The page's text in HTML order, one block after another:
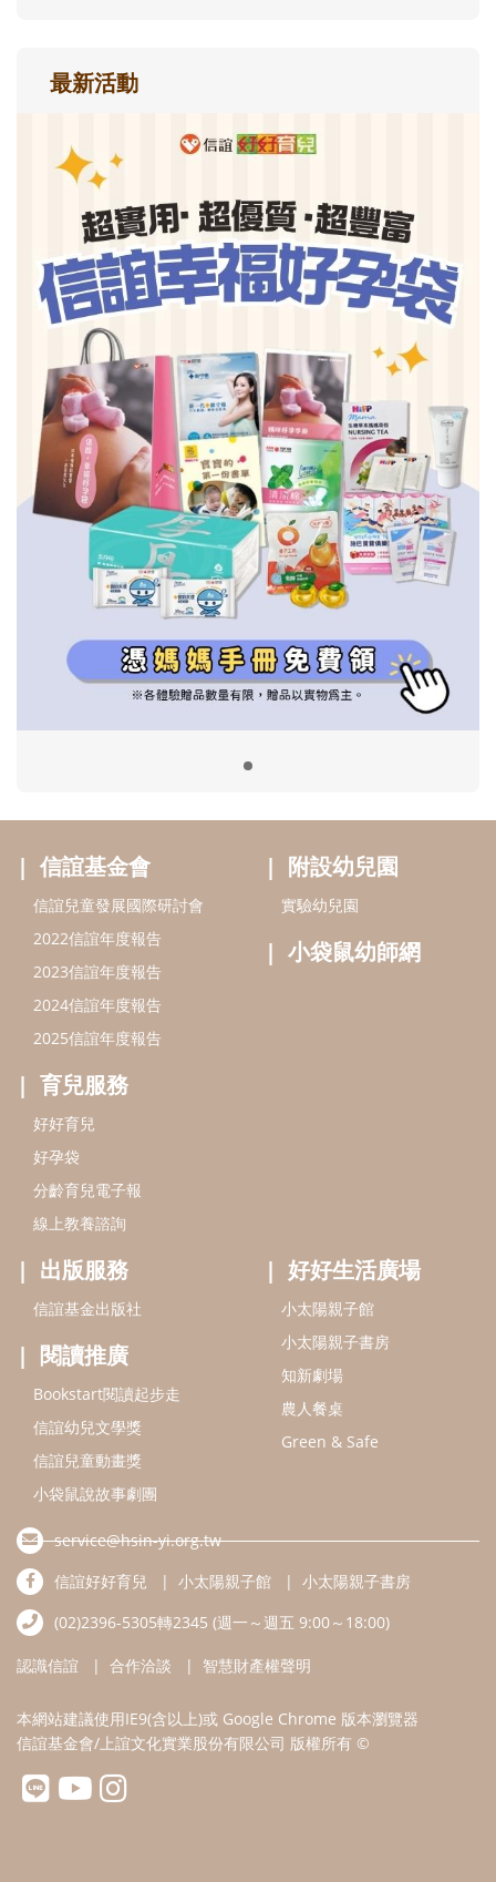
信誼基金會
2022信誼年度報告
2023信誼年度報告
2024信誼年度報告
好孕袋
分齡育兒電子報
線上教養諮詢
附設幼兒園
小袋鼠幼師網
出版服務
信誼基金出版社
閱讀推廣
Bookstart閱讀起步走
信誼幼兒文學獎
信誼兒童動畫獎
小袋鼠說故事劇團
service@hsin-yi.org.tw
信誼好好育兒
小太陽親子書房
(02)2396-5305轉2345 (週一～週五 9:00～18:00)
認識信誼 合作洽談 智慧財產權聲明
本網站建議使用IE9(含以上)或 Google Chrome 版本瀏覽器
信誼基金會/上誼文化實業股份有限公司 版權所有 ©